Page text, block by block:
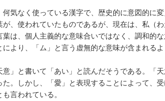
気なく使っている漢字で、歴史的に意図的に
、使われていたものであるが、現在は、私（
は、個人主義的な意味合いではなく、調和的
より、「ム」と言う虚無的な意味が含まれるよ
」と書いて「あい」と読んだそうである。「
。しかし、「愛」と表現することによって、
言われている。